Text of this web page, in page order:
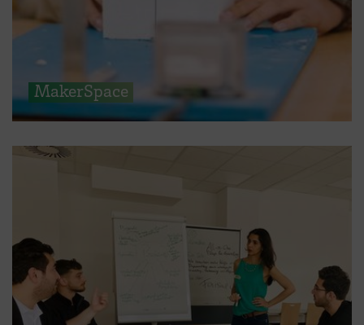
MakerSpace